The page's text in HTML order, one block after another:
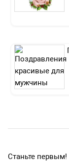
Станьте первым!